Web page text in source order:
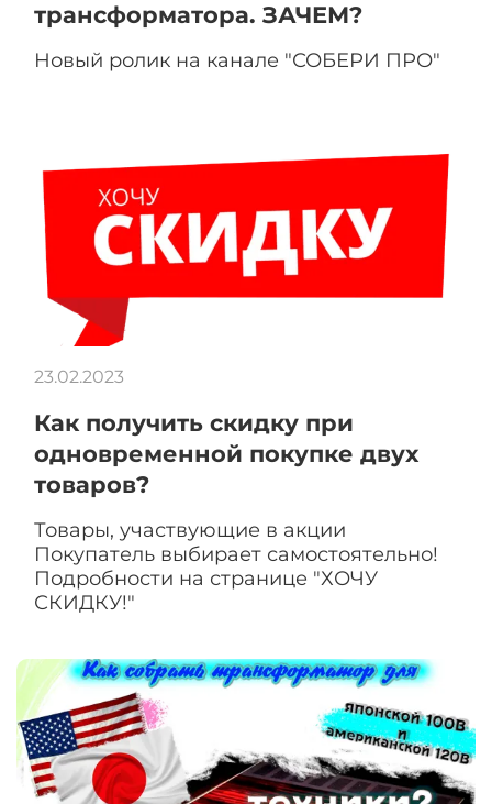
трансформатора. ЗАЧЕМ?
Новый ролик на канале "СОБЕРИ ПРО"
Как получить скидку при
одновременной покупке двух
товаров?
Товары, участвующие в акции
Покупатель выбирает самостоятельно!
Подробности на странице "ХОЧУ
СКИДКУ!"
23.02.2023